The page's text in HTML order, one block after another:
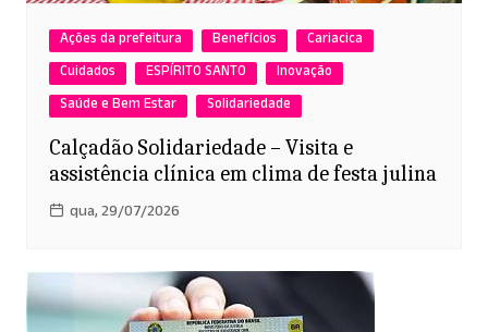
Ações da prefeitura Benefícios
Cariacica
Cuidados
ESPÍRITO SANTO
Inovação
Saúde e Bem Estar
Solidariedade
Calçadão Solidariedade – Visita e
assistência clínica em clima de festa julina
qua, 29/07/2026